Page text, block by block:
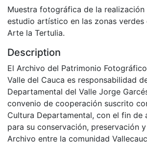
Muestra fotográfica de la
estudio artístico en las zonas verdes
Arte la Tertulia.
Description
El Archivo del Patrimonio
Valle del Cauca es responsabilidad
Departamental del Valle Jorge
convenio de cooperación suscrito
Cultura Departamental, con el fin de
para su conservación, preservación
Archivo entre la comunidad